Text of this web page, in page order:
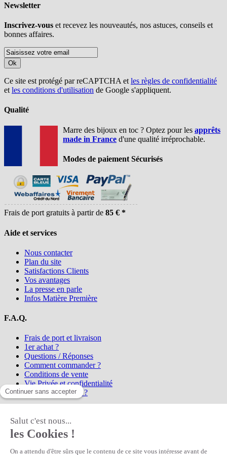
Newsletter
Inscrivez-vous et recevez les nouveautés, nos astuces, conseils et
bonnes affaires.
Ok
Ce site est protégé par reCAPTCHA et les règles de confidentialité
et les conditions d'utilisation de Google s'appliquent.
Qualité
Marre des bijoux en toc ? Optez pour les apprêts
made in France d'une qualité irréprochable.
Modes de paiement Sécurisés
Frais de port gratuits à partir de 85 € *
Aide et services
Nous contacter
Plan du site
Satisfactions Clients
Vos avantages
La presse en parle
Infos Matière Première
F.A.Q.
Frais de port et livraison
1er achat ?
Questions / Réponses
Comment commander ?
Conditions de vente
Vie Privée et confidentialité
Qui sommes-nous ?
la référence en perles et bijoux
perles en ligne, telles que les perles